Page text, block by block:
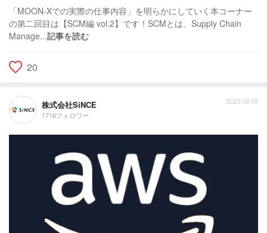
「MOON-Xでの実際の仕事内容」を明らかにしていく本コーナー
の第二回目は【SCM編 vol.2】です！SCMとは、Supply Chain
Manage...記事を読む
20
株式会社SiNCE
1716フォロワー
2023/08/09